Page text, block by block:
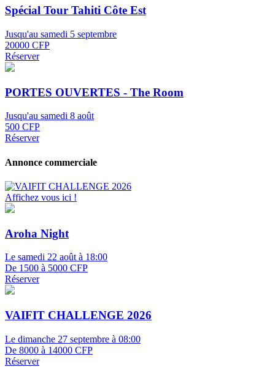
Spécial Tour Tahiti Côte Est
Jusqu'au samedi 5 septembre
20000 CFP
Réserver
PORTES OUVERTES - The Room
Jusqu'au samedi 8 août
500 CFP
Réserver
Annonce commerciale
Affichez vous ici !
Aroha Night
Le samedi 22 août à 18:00
De 1500 à 5000 CFP
Réserver
VAIFIT CHALLENGE 2026
Le dimanche 27 septembre à 08:00
De 8000 à 14000 CFP
Réserver